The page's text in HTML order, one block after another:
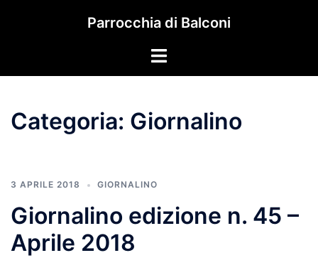
Parrocchia di Balconi
Mostra/Nascondi
Categoria: Giornalino
3 APRILE 2018 GIORNALINO
Giornalino edizione n. 45 –
Aprile 2018